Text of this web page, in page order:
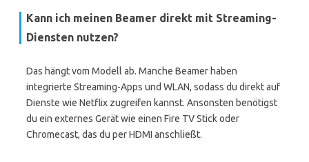
Kann ich meinen Beamer direkt mit Streaming-
Diensten nutzen?
Das hängt vom Modell ab. Manche Beamer haben
integrierte Streaming-Apps und WLAN, sodass du direkt auf
Dienste wie Netflix zugreifen kannst. Ansonsten benötigst
du ein externes Gerät wie einen Fire TV Stick oder
Chromecast, das du per HDMI anschließt.